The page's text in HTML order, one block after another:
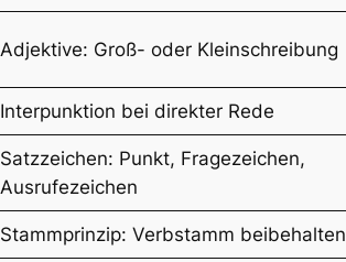
Adjektive: Groß- oder Kleinschreibung
Interpunktion bei direkter Rede
Satzzeichen: Punkt, Fragezeichen,
Ausrufezeichen
Stammprinzip: Verbstamm beibehalten